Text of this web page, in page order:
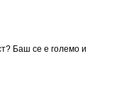
Баш се е големо и